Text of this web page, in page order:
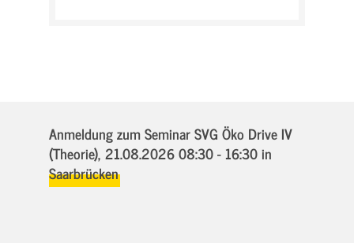
Anmeldung zum Seminar SVG Öko Drive IV
(Theorie), 21.08.2026 08:30 - 16:30in
Saarbrücken